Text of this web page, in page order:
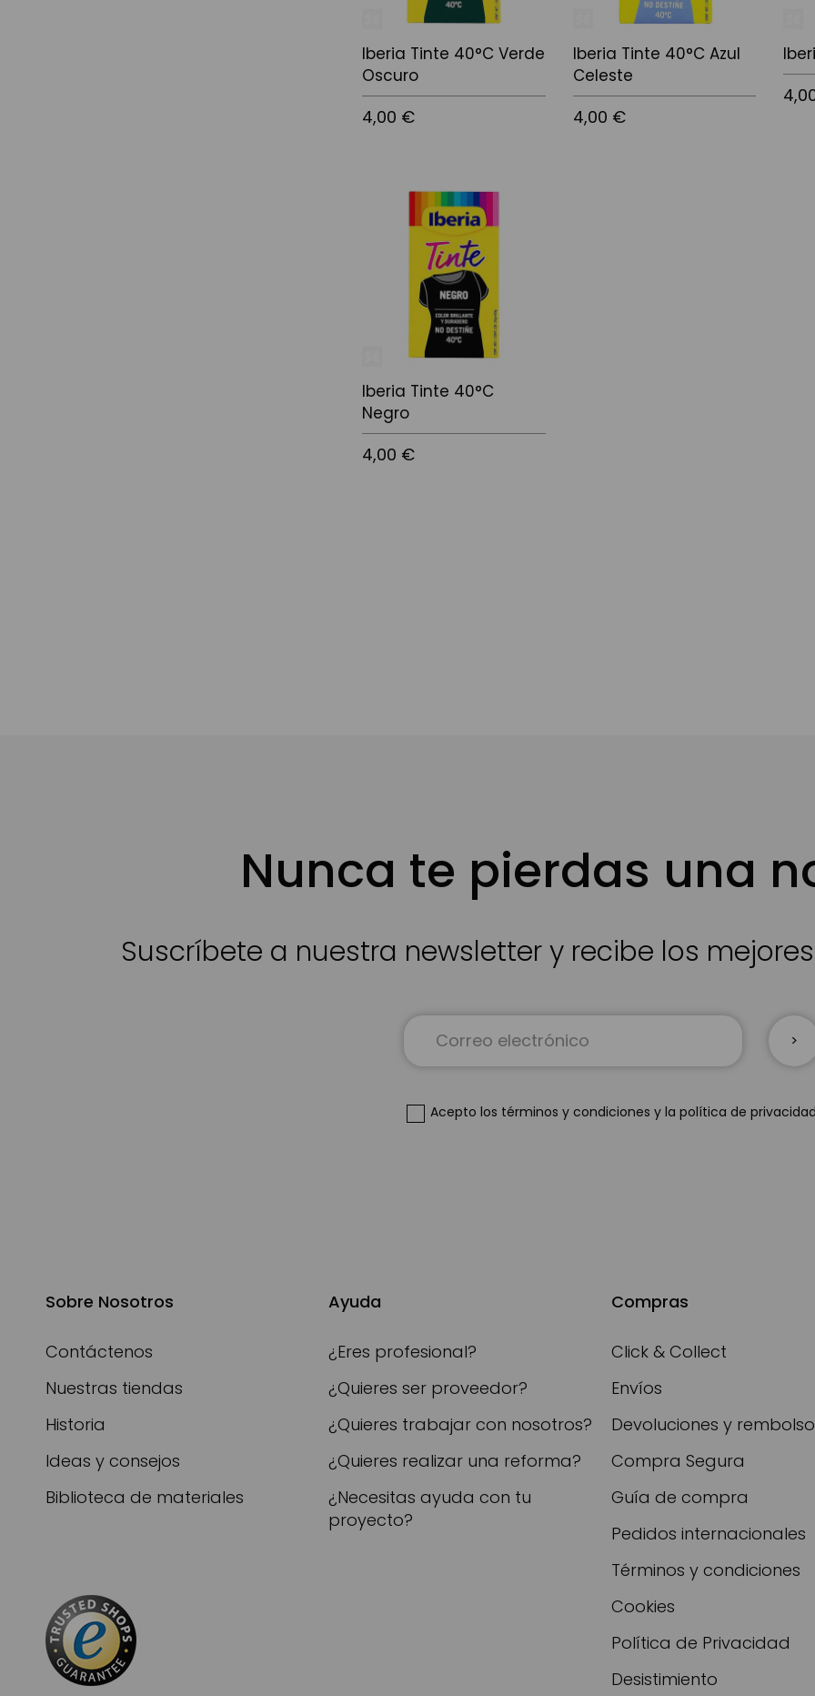
Iberia Tinte 40°C Verde
Oscuro
4,00 €
Añadir al carrito
Iberia Tinte 40°C Azul
Celeste
4,00 €
Iberia Tinte 40°C
Negro
4,00 €
Nunca te pierdas una
Suscríbete a nuestra newsletter y recibe los
a
noticias:
Acepto los términos y condiciones y la política de privacidad
Sobre Nosotros
Contáctenos
Nuestras tiendas
Historia
Ideas y consejos
Biblioteca de materiales
Ayuda
¿Eres profesional?
¿Quieres ser proveedor?
¿Quieres trabajar con nosotros?
¿Quieres realizar una reforma?
¿Necesitas ayuda con tu
proyecto?
Compras
Click & Collect
Envíos
Devoluciones y
Compra Segura
Guía de compra
Pedidos internacionales
Términos y condiciones
Cookies
Política de Privacidad
Desistimiento